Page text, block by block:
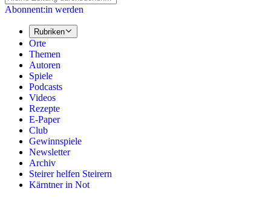
Abonnent:in werden
Rubriken
Orte
Themen
Autoren
Spiele
Podcasts
Videos
Rezepte
E-Paper
Club
Gewinnspiele
Newsletter
Archiv
Steirer helfen Steirern
Kärntner in Not